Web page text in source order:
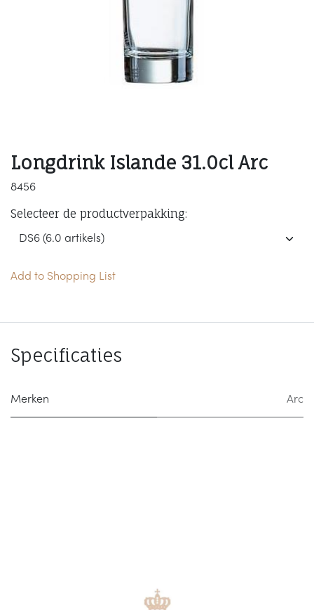
Longdrink Islande 31.0cl Arc
8456
Selecteer de productverpakking:
Add to Shopping List
Specificaties
Merken Arc